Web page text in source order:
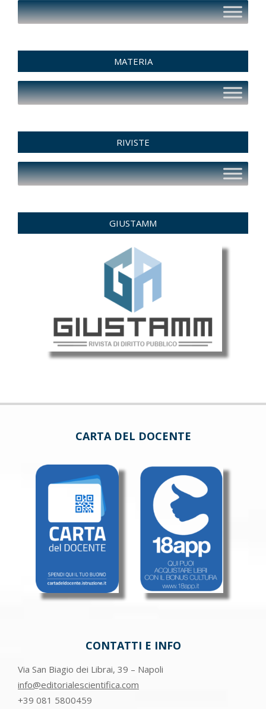
MATERIA
RIVISTE
GIUSTAMM
CARTA DEL DOCENTE
CONTATTI E INFO
Via San Biagio dei Librai, 39 – Napoli
info@editorialescientifica.com
+39 081 5800459